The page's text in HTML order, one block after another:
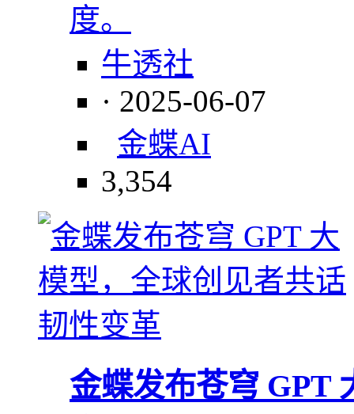
度。
牛透社
· 2025-06-07
金蝶AI
3,354
金蝶发布苍穹 GPT